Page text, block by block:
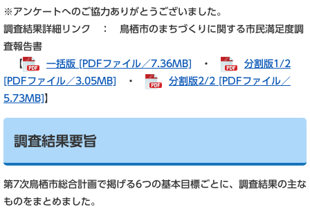
※アンケートへのご協力ありがとうございました。
調査結果詳細リンク ： 鳥栖市のまちづくりに関する市民満足度調
査報告書
【
一括版 [PDFファイル／7.36MB] ・
分割版1/2
[PDFファイル／3.05MB]
・
分割版2/2 [PDFファイル／
5.73MB] 】
調査結果要旨
第7次鳥栖市総合計画で掲げる6つの基本目標ごとに、調査結果の主な
ものをまとめました。